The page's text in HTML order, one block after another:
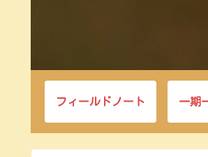
フィールドノート 一期